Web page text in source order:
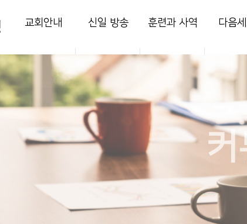
교회안내
인사말
교회역사
예배안내
신일 방송
담임 목사 설교
부교역자 설교
다음 세대 영상
온가정예배
찬양
훈련과 사역
훈련
목장
새가족
다음
영아부
초등부
청소